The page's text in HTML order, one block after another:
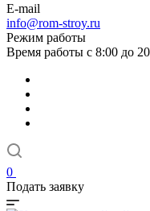
E-mail
info@rom-stroy.ru
Режим работы
Время работы с 8:00 до
0
Подать заявку